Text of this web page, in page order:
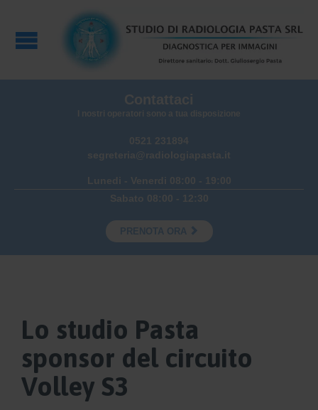
Contattaci
I nostri operatori sono a tua disposizione
0521 231894
segreteria@radiologiapasta.it
Lunedi - Venerdi 08:00 - 19:00
Sabato 08:00 - 12:30
PRENOTA ORA 
Lo studio Pasta
sponsor del circuito
Volley S3